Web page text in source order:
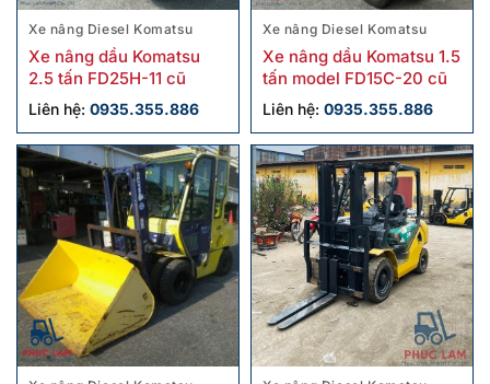
Xe nâng Diesel Komatsu
Xe nâng dầu Komatsu
2.5 tấn FD25H-11 cũ
Liên hệ: 0935.355.886
Xe nâng Diesel Komatsu
Xe nâng dầu Komatsu 1.5
tấn model FD15C-20 cũ
Liên hệ: 0935.355.886